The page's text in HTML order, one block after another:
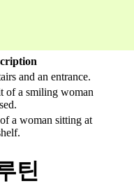
and an entrance.
of a smiling woman
a woman sitting at
틴